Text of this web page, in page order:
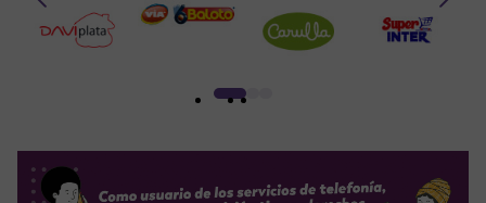
Siguiente